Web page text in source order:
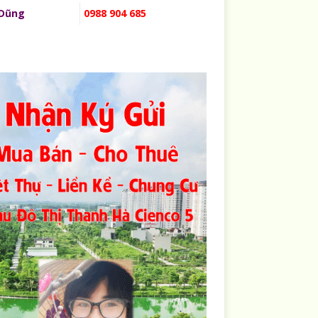
0988 904 685